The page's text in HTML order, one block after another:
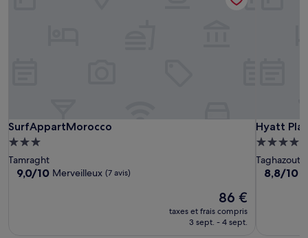
SurfAppartMorocco
SurfAppartMorocco
Hébergement
3.0 étoiles
Tamraght
9.0
9,0/10 Merveilleux (7 avis)
Le
nouveau
prix
86 €
taxes et frais compris
3 sept. - 4 sept.
Hyatt
Hyatt
5.0 étoiles
Taghazout
8.8
8,8/10